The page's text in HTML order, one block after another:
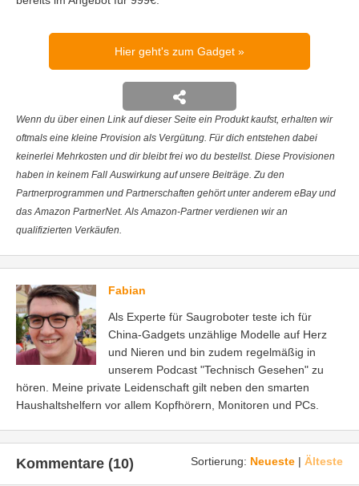
Hier geht's zum Gadget
Wenn du über einen Link auf dieser Seite ein Produkt kaufst, erhalten wir
oftmals eine kleine Provision als Vergütung. Für dich entstehen dabei
keinerlei Mehrkosten und dir bleibt frei wo du bestellst. Diese Provisionen
haben in keinem Fall Auswirkung auf unsere Beiträge. Zu den
Partnerprogrammen und Partnerschaften gehört unter anderem eBay und
das Amazon PartnerNet. Als Amazon-Partner verdienen wir an
qualifizierten Verkäufen.
Fabian
Als Experte für Saugroboter teste ich für
China-Gadgets unzählige Modelle auf Herz
und Nieren und bin zudem regelmäßig in
unserem Podcast "Technisch Gesehen" zu
hören. Meine private Leidenschaft gilt neben den smarten
Haushaltshelfern vor allem Kopfhörern, Monitoren und PCs.
Sortierung: Neueste | Älteste
Kommentare (10)